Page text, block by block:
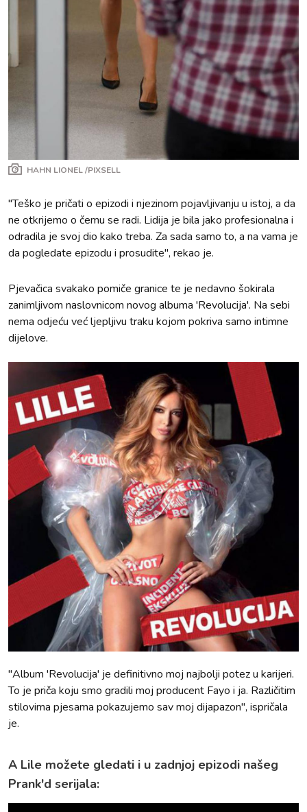
HAHN LIONEL /PIXSELL
"Teško je pričati o epizodi i njezinom pojavljivanju u istoj, a da
ne otkrijemo o čemu se radi. Lidija je bila jako profesionalna i
odradila je svoj dio kako treba. Za sada samo to, a na vama je
da pogledate epizodu i prosudite", rekao je.
Pjevačica svakako pomiče granice te je nedavno šokirala
zanimljivom naslovnicom novog albuma 'Revolucija'. Na sebi
nema odjeću već ljepljivu traku kojom pokriva samo intimne
dijelove.
"Album 'Revolucija' je definitivno moj najbolji potez u karijeri.
To je priča koju smo gradili moj producent Fayo i ja. Različitim
stilovima pjesama pokazujemo sav moj dijapazon", ispričala
je.
A Lile možete gledati i u zadnjoj epizodi našeg
Prank'd serijala: